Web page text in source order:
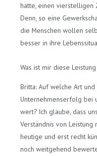
hatte, einen vierstelligen
Denn, so eine
die Menschen wollen
besser in ihre
Was ist mir diese
Britta: Auf welche Art
Unternehmenserfolg bei
wert? Ich glaube, dass
Verständnis von Leistung
heutige und erst recht
noch weitgehend